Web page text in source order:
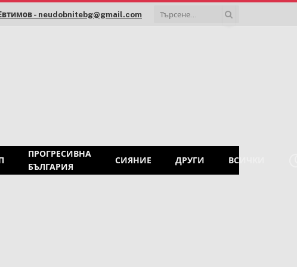
- neudobnitebg@gmail.com
ПРОГРЕСИВНА
БЪЛГАРИЯ
СИЯНИЕ ДРУГИ ВСИЧКИ